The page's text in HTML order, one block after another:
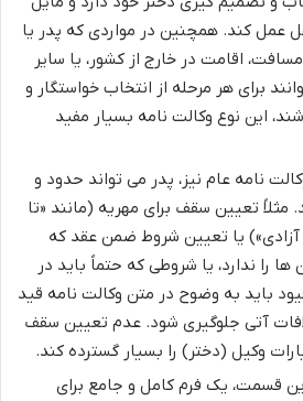
عمل کند. همچنین در مواردی که پدر یا
اقامت در خارج از کشور، یا سایر
برای هر مرحله از انتخاب خواستگار و
این نوع وکالت نامه بسیار مفید
نامه عام نیز، پدر می تواند حدود و
مثلاً تعیین سقف برای مهریه (مانند «تا
بهار آزادی») یا تعیین شروط ضمن عقد که
را ندارد، یا شروطی که حتماً باید در
باید به وضوح در متن وکالت نامه قید
آتی جلوگیری شود. عدم تعیین سقف
وکیل (دختر) را بسیار گسترده کند.
قسمت، یک فرم کامل و جامع برای